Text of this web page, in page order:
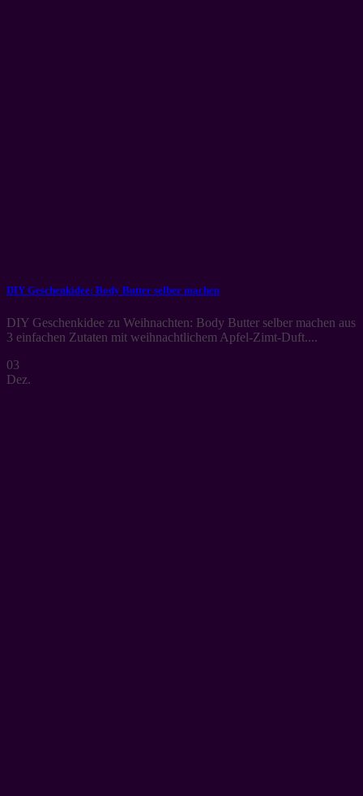
DIY Geschenkidee: Body Butter selber machen
DIY Geschenkidee zu Weihnachten: Body Butter selber machen aus
3 einfachen Zutaten mit weihnachtlichem Apfel-Zimt-Duft....
03
Dez.